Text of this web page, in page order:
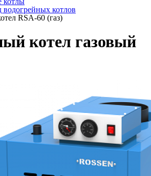
котлов
RSA-60 (газ)
котел газовый